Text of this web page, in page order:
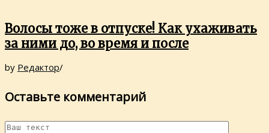
Волосы тоже в отпуске! Как ухаживать
за ними до, во время и после
by Редактор/
Оставьте комментарий